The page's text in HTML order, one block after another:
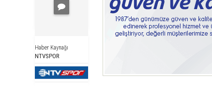
Haber Kaynağı
NTVSPOR